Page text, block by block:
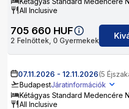
All Inclusive
705 660 HUF
2 Felnőttek, 0 Gyermekek
07.11.2026 - 12.11.2026(5
BudapestJáratinformációk
Kétágyas Standard Medencére
All Inclusive